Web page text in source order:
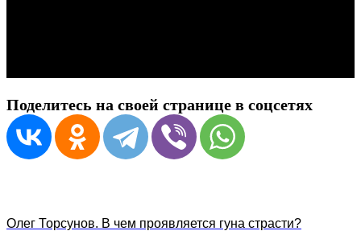
Поделитесь на своей странице в соцсетях
Олег Торсунов. В чем проявляется гуна страсти?